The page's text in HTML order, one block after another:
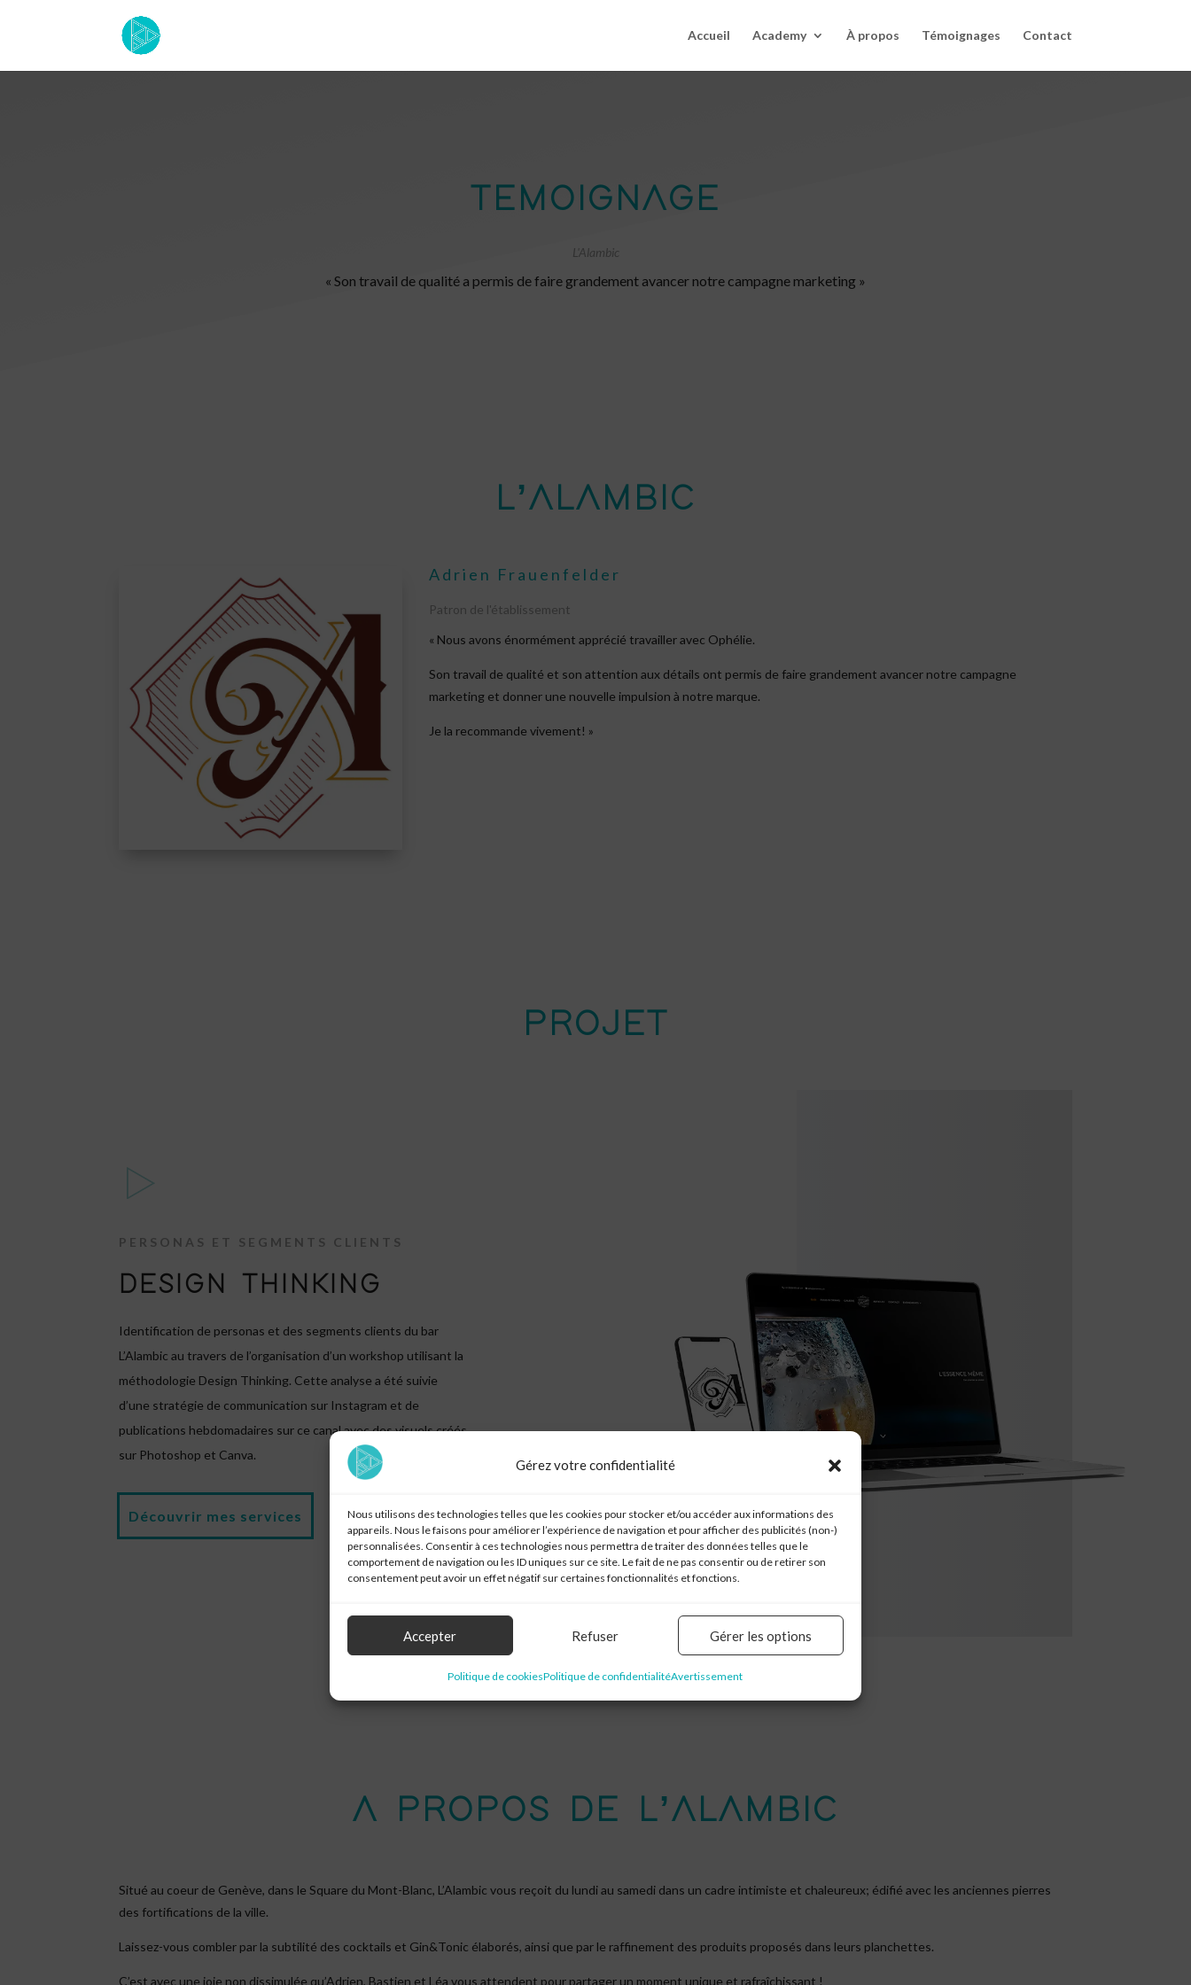
Gérez votre confidentialité
Nous utilisons des technologies telles que les cookies pour stocker et/ou accéder aux informations des
appareils. Nous le faisons pour améliorer l’expérience de navigation et pour afficher des publicités (non-)
personnalisées. Consentir à ces technologies nous permettra de traiter des données telles que le
comportement de navigation ou les ID uniques sur ce site. Le fait de ne pas consentir ou de retirer son
consentement peut avoir un effet négatif sur certaines fonctionnalités et fonctions.
Accepter Refuser Gérer les options
Politique de cookiesPolitique de confidentialitéAvertissement
Accueil Academy À propos Témoignages Contact
TEMOIGNAGE
L'Alambic
« Son travail de qualité a permis de faire grandement avancer notre campagne marketing »
L’ALAMBIC
Adrien Frauenfelder
Patron de l'établissement
« Nous avons énormément apprécié travailler avec Ophélie.
Son travail de qualité et son attention aux détails ont permis de faire grandement avancer notre campagne
marketing et donner une nouvelle impulsion à notre marque.
Je la recommande vivement! »
PROJET
PERSONAS ET SEGMENTS CLIENTS
DESIGN THINKING
Identification de personas et des segments clients du bar
L’Alambic au travers de l’organisation d’un workshop utilisant la
méthodologie Design Thinking. Cette analyse a été suivie
d’une stratégie de communication sur Instagram et de
publications hebdomadaires sur ce canal avec des visuels créés
sur Photoshop et Canva.
Découvrir mes services
A PROPOS DE L’ALAMBIC
Situé au coeur de Genève, dans le Square du Mont-Blanc, L’Alambic vous reçoit du lundi au samedi dans un cadre intimiste et chaleureux; édifié avec les anciennes pierres
des fortifications de la ville.
Laissez-vous combler par la subtilité des cocktails et Gin&Tonic élaborés, ainsi que par le raffinement des produits proposés dans leurs planchettes.
C’est avec une joie non dissimulée qu’Adrien, Bastien et Léa vous attendent pour partager un moment unique et rafraîchissant !